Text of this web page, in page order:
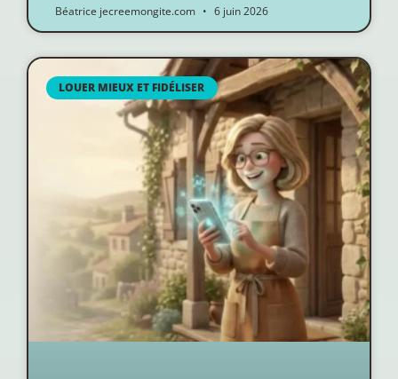
Béatrice jecreemongite.com 6 juin 2026
LOUER MIEUX ET FIDÉLISER